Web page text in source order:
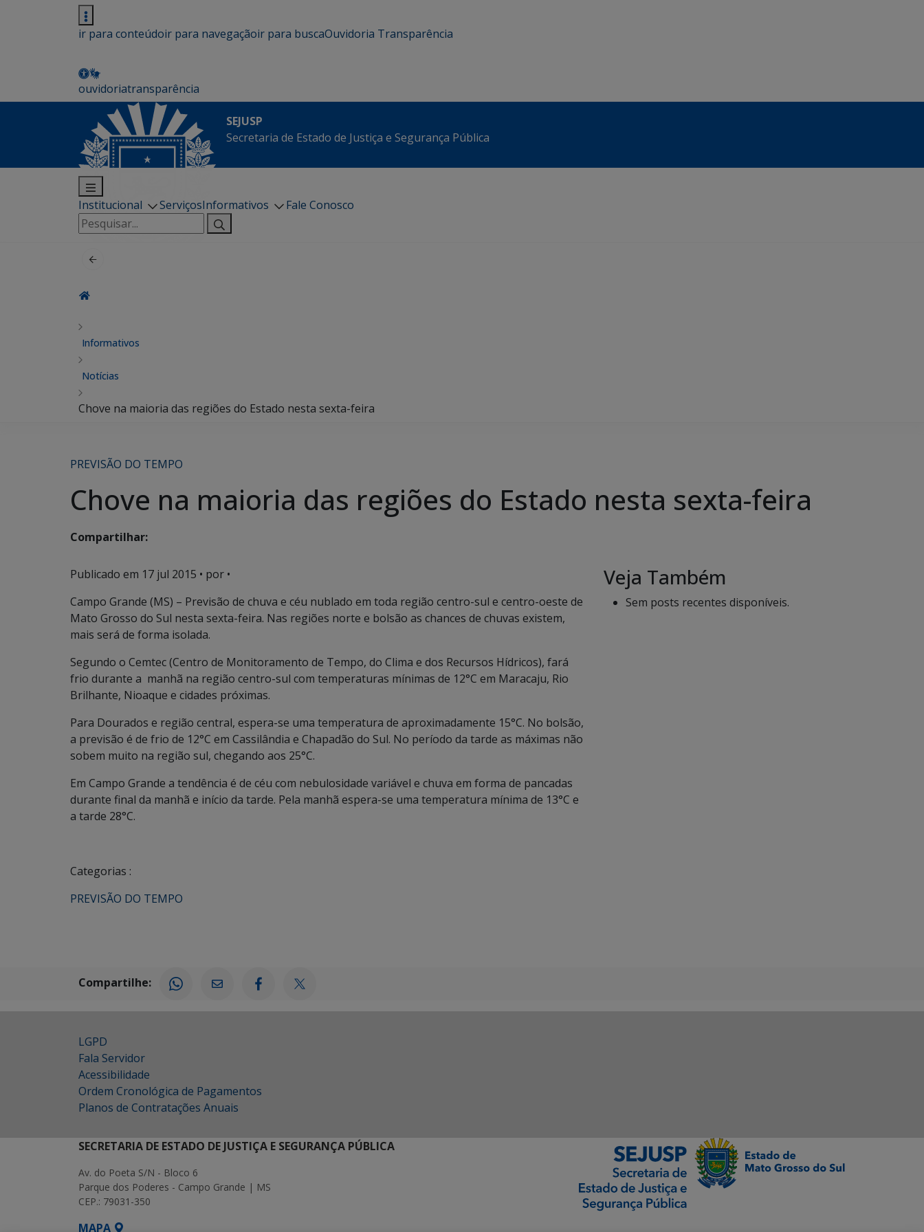
ir para conteúdoir para navegaçãoir para buscaOuvidoria Transparência
ouvidoriatransparência
SEJUSP
Secretaria de Estado de Justiça e Segurança Pública
Institucional ServiçosInformativos
Fale Conosco
Pesquisar
por:
Informativos
Notícias
Chove na maioria das regiões do Estado nesta sexta-feira
PREVISÃO DO TEMPO
Chove na maioria das regiões do Estado nesta sexta-feira
Compartilhar:
Publicado em 17 jul 2015 • por •
Campo Grande (MS) – Previsão de chuva e céu nublado em toda região centro-sul e centro-oeste de
Mato Grosso do Sul nesta sexta-feira. Nas regiões norte e bolsão as chances de chuvas existem,
mais será de forma isolada.
Segundo o Cemtec (Centro de Monitoramento de Tempo, do Clima e dos Recursos Hídricos), fará
frio durante a manhã na região centro-sul com temperaturas mínimas de 12°C em Maracaju, Rio
Brilhante, Nioaque e cidades próximas.
Para Dourados e região central, espera-se uma temperatura de aproximadamente 15°C. No bolsão,
a previsão é de frio de 12°C em Cassilândia e Chapadão do Sul. No período da tarde as máximas não
sobem muito na região sul, chegando aos 25°C.
Em Campo Grande a tendência é de céu com nebulosidade variável e chuva em forma de pancadas
durante final da manhã e início da tarde. Pela manhã espera-se uma temperatura mínima de 13°C e
a tarde 28°C.
Categorias :
PREVISÃO DO TEMPO
Veja Também
Sem posts recentes disponíveis.
Compartilhe:
LGPD
Fala Servidor
Acessibilidade
Ordem Cronológica de Pagamentos
Planos de Contratações Anuais
SECRETARIA DE ESTADO DE JUSTIÇA E SEGURANÇA PÚBLICA
Av. do Poeta S/N - Bloco 6
Parque dos Poderes - Campo Grande | MS
CEP.: 79031-350
MAPA